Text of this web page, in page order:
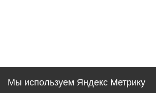
Мы используем Яндекс Метрику